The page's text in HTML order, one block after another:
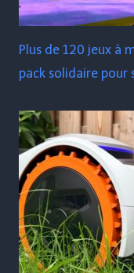
Plus de 120 jeux à
pack solidaire pour